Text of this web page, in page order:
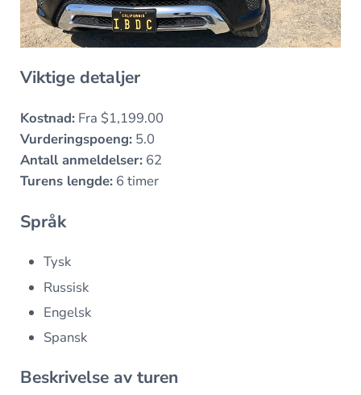
Viktige detaljer
Kostnad:Fra $1,199.00
Vurderingspoeng:5.0
Antall anmeldelser:62
Turens lengde:6 timer
Språk
Tysk
Russisk
Engelsk
Spansk
Beskrivelse av turen